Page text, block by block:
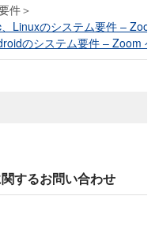
件＞
Linuxのシステム要件 –
のシステム要件 – Zoom
するお問い合わせ